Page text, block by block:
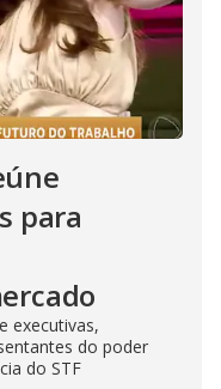
para
executivas,
do poder
do STF